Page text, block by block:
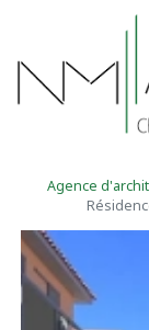
Agence
Panneau de gestion